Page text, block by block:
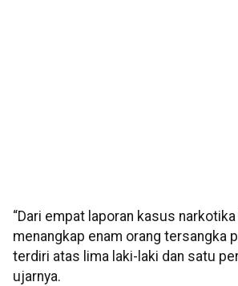
“Dari empat laporan kasus
menangkap enam orang tersangka
terdiri atas lima laki-laki dan satu
ujarnya.